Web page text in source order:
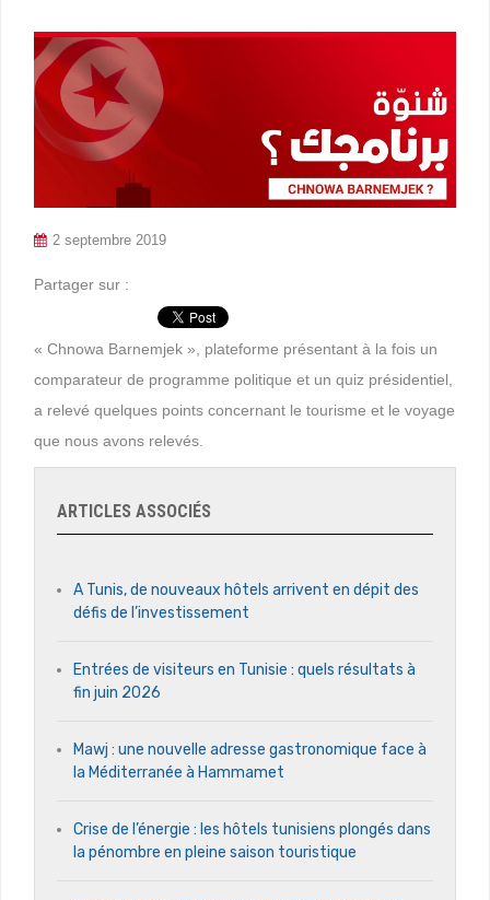
2 septembre 2019
Partager sur :
« Chnowa Barnemjek », plateforme présentant à la fois un
comparateur de programme politique et un quiz présidentiel,
a relevé quelques points concernant le tourisme et le voyage
que nous avons relevés.
ARTICLES ASSOCIÉS
A Tunis, de nouveaux hôtels arrivent en dépit des
défis de l’investissement
Entrées de visiteurs en Tunisie : quels résultats à
fin juin 2026
Mawj : une nouvelle adresse gastronomique face à
la Méditerranée à Hammamet
Crise de l’énergie : les hôtels tunisiens plongés dans
la pénombre en pleine saison touristique